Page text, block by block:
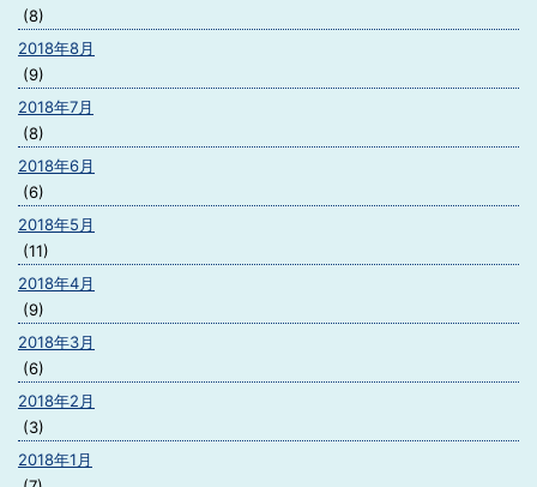
(8)
2018年8月
(9)
2018年7月
(8)
2018年6月
(6)
2018年5月
(11)
2018年4月
(9)
2018年3月
(6)
2018年2月
(3)
2018年1月